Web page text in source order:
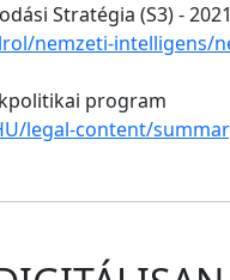
Stratégia (S3) -
nemzeti-intelligens/
program
legal-content/